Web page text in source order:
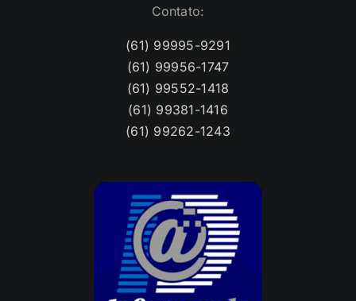
Contato:
(61) 99995-9291
(61) 99956-1747
(61) 99552-1418
(61) 99381-1416
(61) 99262-1243